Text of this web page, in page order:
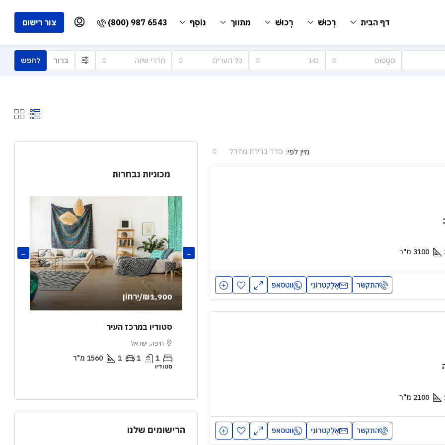
דף הבית רְכוּשׁ רְכוּשׁ מתווך נוֹסָף (800) 987 6543 צור רישום
סטָטוּס סוּג כל הערים חדרי שינה ברור לחפש
מיין לפי: סדר ברירת מחדל
3100 מ"ר
התקשר אֶלֶקטרוֹנִי ווטסאפ
2100 מ"ר
התקשר אֶלֶקטרוֹנִי ווטסאפ
מכוניות נבחרות
₪6,700/יַרחוֹן ₪1,900/יַרחוֹן
סטודיו במרכז העיר
חיפה, ישראל
1
1
1
1560 מ"ר
סטודיו
הרישומים שלנו